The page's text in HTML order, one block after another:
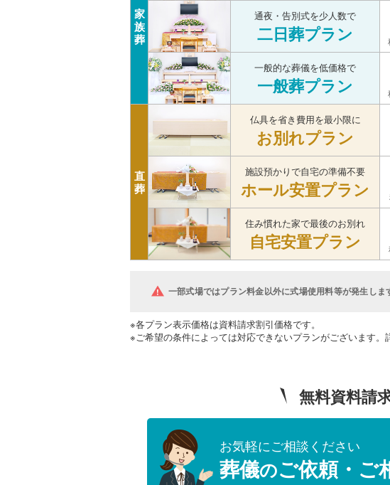
家
族
葬
通夜・告別式を少人数で
二日葬プラン
一般的な葬儀を低価格で
一般葬プラン
直
葬
仏具を省き費用を最小限に
お別れプラン
施設預かりで自宅の準備不要
ホール安置プラン
住み慣れた家で最後のお別れ
自宅安置プラン
一部式場ではプラン料金以外に式場使用料等が発生しま
※各プラン表示価格は資料請求割引価格です。
※ご希望の条件によっては対応できないプランがございます。
無料資料請
お気軽にご相談ください
葬儀のご依頼・ご